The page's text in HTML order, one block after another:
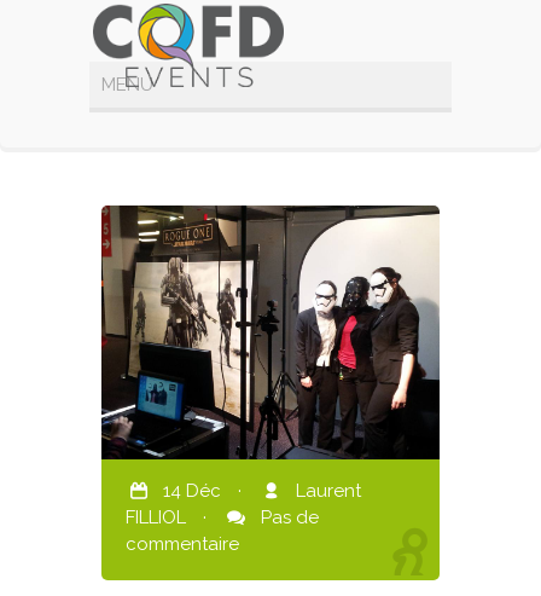
14 Déc ·
Laurent
FILLIOL
·
Pas de
commentaire